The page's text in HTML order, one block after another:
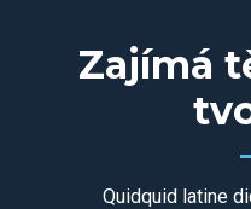
Zajímá
Quidquid latine